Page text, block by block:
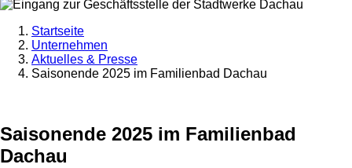
Startseite
Unternehmen
Aktuelles & Presse
Saisonende 2025 im Familienbad Dachau
Saisonende 2025 im Familienbad
Dachau